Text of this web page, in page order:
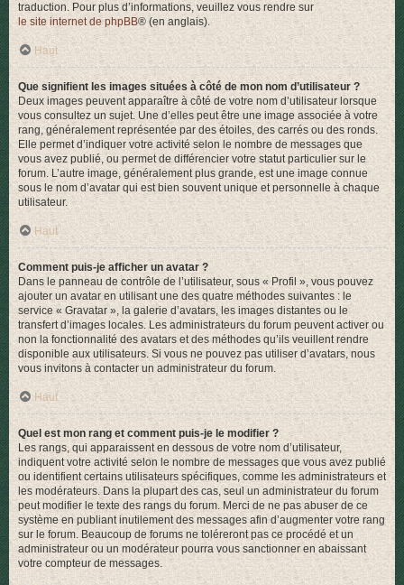
traduction. Pour plus d’informations, veuillez vous rendre sur
le site internet de phpBB® (en anglais).
Haut
Que signifient les images situées à côté de mon nom d’utilisateur ?
Deux images peuvent apparaître à côté de votre nom d’utilisateur lorsque
vous consultez un sujet. Une d’elles peut être une image associée à votre
rang, généralement représentée par des étoiles, des carrés ou des ronds.
Elle permet d’indiquer votre activité selon le nombre de messages que
vous avez publié, ou permet de différencier votre statut particulier sur le
forum. L’autre image, généralement plus grande, est une image connue
sous le nom d’avatar qui est bien souvent unique et personnelle à chaque
utilisateur.
Haut
Comment puis-je afficher un avatar ?
Dans le panneau de contrôle de l’utilisateur, sous « Profil », vous pouvez
ajouter un avatar en utilisant une des quatre méthodes suivantes : le
service « Gravatar », la galerie d’avatars, les images distantes ou le
transfert d’images locales. Les administrateurs du forum peuvent activer ou
non la fonctionnalité des avatars et des méthodes qu’ils veuillent rendre
disponible aux utilisateurs. Si vous ne pouvez pas utiliser d’avatars, nous
vous invitons à contacter un administrateur du forum.
Haut
Quel est mon rang et comment puis-je le modifier ?
Les rangs, qui apparaissent en dessous de votre nom d’utilisateur,
indiquent votre activité selon le nombre de messages que vous avez publié
ou identifient certains utilisateurs spécifiques, comme les administrateurs et
les modérateurs. Dans la plupart des cas, seul un administrateur du forum
peut modifier le texte des rangs du forum. Merci de ne pas abuser de ce
système en publiant inutilement des messages afin d’augmenter votre rang
sur le forum. Beaucoup de forums ne toléreront pas ce procédé et un
administrateur ou un modérateur pourra vous sanctionner en abaissant
votre compteur de messages.